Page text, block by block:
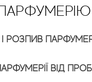
РОЗПИВ
ВІД